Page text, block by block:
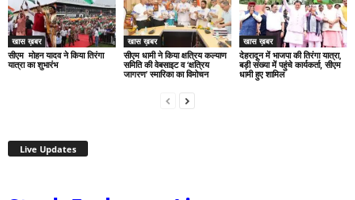
खास ख़बर
सीएम मोहन यादव ने किया तिरंगा
यात्रा का शुभारंभ
खास ख़बर
सीएम धामी ने किया क्षत्रिय कल्याण
समिति की वेबसाइट व ‘क्षत्रिय
जागरण’ स्मारिका का विमोचन
खास ख़बर
देहरादून में भाजपा की तिरंगा यात्रा,
बड़ी संख्या में पहुंचे कार्यकर्ता, सीएम
धामी हुए शामिल
Live Updates